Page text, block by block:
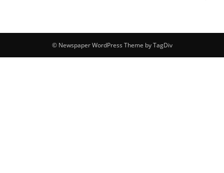
© Newspaper WordPress Theme by TagDiv